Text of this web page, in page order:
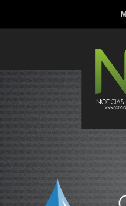
Conoce que tan